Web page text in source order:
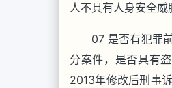
人不具有人身安全威
07 是否有犯罪
分案件，是否具有
2013年修改后刑事